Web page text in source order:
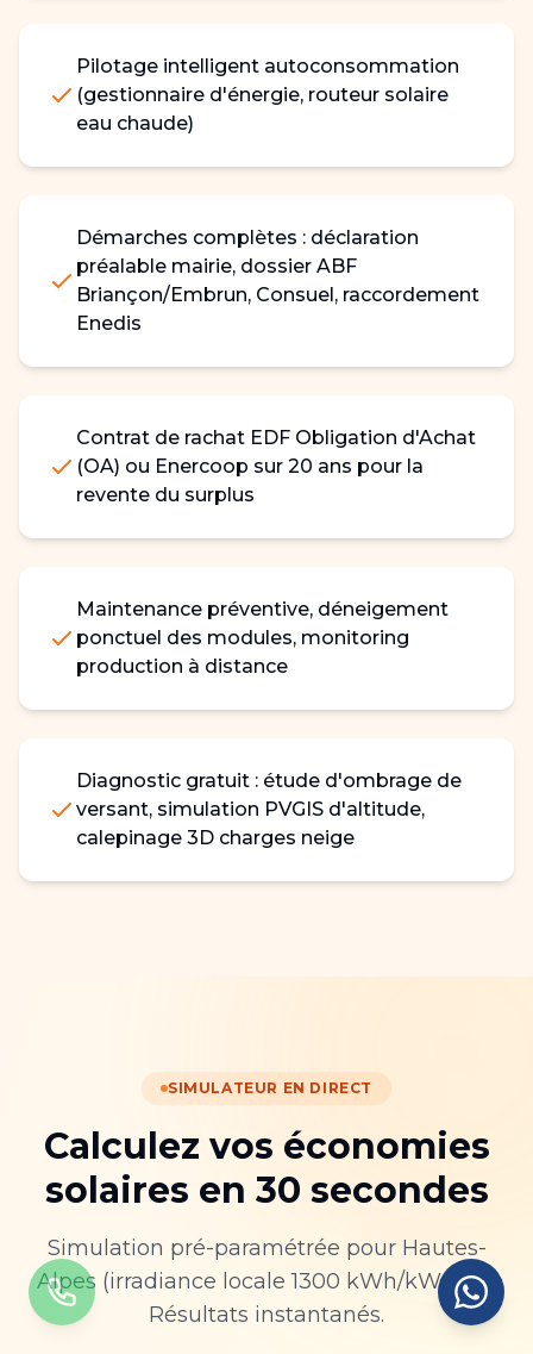
Pilotage intelligent autoconsommation
(gestionnaire d'énergie, routeur solaire
eau chaude)
Démarches complètes : déclaration
préalable mairie, dossier ABF
Briançon/Embrun, Consuel, raccordement
Enedis
Contrat de rachat EDF Obligation d'Achat
(OA) ou Enercoop sur 20 ans pour la
revente du surplus
Maintenance préventive, déneigement
ponctuel des modules, monitoring
production à distance
Diagnostic gratuit : étude d'ombrage de
versant, simulation PVGIS d'altitude,
calepinage 3D charges neige
SIMULATEUR EN DIRECT
Calculez vos économies
solaires en 30 secondes
Simulation pré-paramétrée pour Hautes-
Alpes (irradiance locale1300 kWh/kWc/an).
Résultats instantanés.